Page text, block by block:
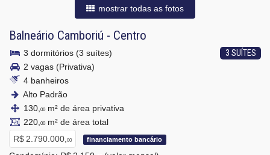
mostrar todas as fotos
Balneário Camboriú - Centro
3 SUÍTES
3 dormitórios (3 suítes)
2 vagas (Privativa)
4 banheiros
Alto Padrão
130, 00m² de área privativa
220, 00m² de área total
R$ 2.790.000, 00 financiamento bancário